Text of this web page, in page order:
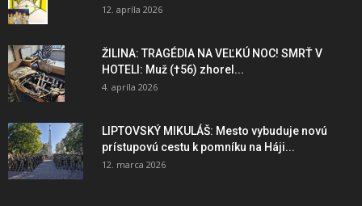
12. apríla 2026
ŽILINA: TRAGÉDIA NA VEĽKÚ NOC! SMRŤ V
HOTELI: Muž (†56) zhorel...
4. apríla 2026
LIPTOVSKÝ MIKULÁŠ: Mesto vybuduje novú
prístupovú cestu k pomníku na Háji...
12. marca 2026